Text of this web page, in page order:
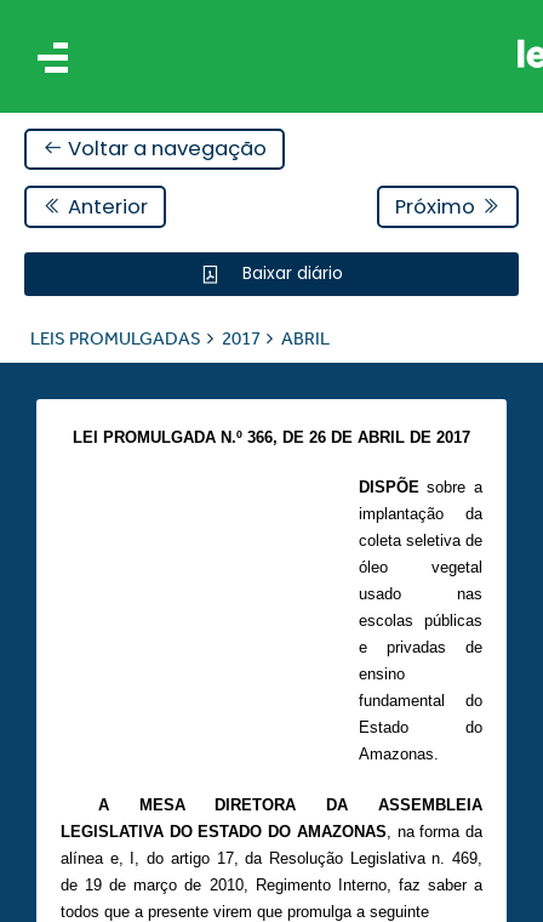
Voltar a navegação
Anterior Próximo
Baixar diário
LEIS PROMULGADAS 2017 ABRIL
LEI PROMULGADA N.º 366, DE 26 DE ABRIL DE 2017
DISPÕEsobre a
implantação da
coleta seletiva de
óleo vegetal
usado nas
escolas públicas
e privadas de
ensino
fundamental do
Estado do
Amazonas.
A MESA DIRETORA DA ASSEMBLEIA
LEGISLATIVA DO ESTADO DO AMAZONAS , na forma da
alínea e, I, do artigo 17, da Resolução Legislativa n. 469,
de 19 de março de 2010, Regimento Interno, faz saber a
todos que a presente virem que promulga a seguinte